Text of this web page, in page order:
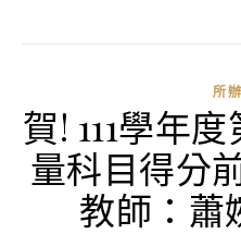
所
賀! 111學年
量科目得分
教師：蕭